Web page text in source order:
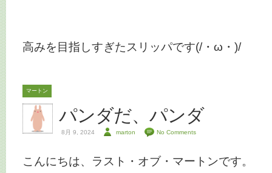
高みを目指しすぎたスリッパです(/・ω・)/
マートン
パンダだ、パンダ
8月 9, 2024 marton No Comments
こんにちは、ラスト・オブ・マートンです。